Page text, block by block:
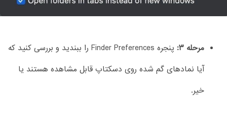
مرحله 3:
پنجره Finder Preferences را ببندید و بررسی کنید که
آیا نمادهای گم شده روی دسکتاپ قابل مشاهده هستند یا
خیر.